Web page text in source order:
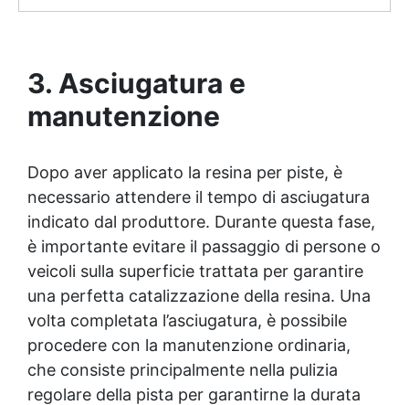
3. Asciugatura e
manutenzione
Dopo aver applicato la resina per piste, è
necessario attendere il tempo di asciugatura
indicato dal produttore. Durante questa fase,
è importante evitare il passaggio di persone o
veicoli sulla superficie trattata per garantire
una perfetta catalizzazione della resina. Una
volta completata l’asciugatura, è possibile
procedere con la manutenzione ordinaria,
che consiste principalmente nella pulizia
regolare della pista per garantirne la durata